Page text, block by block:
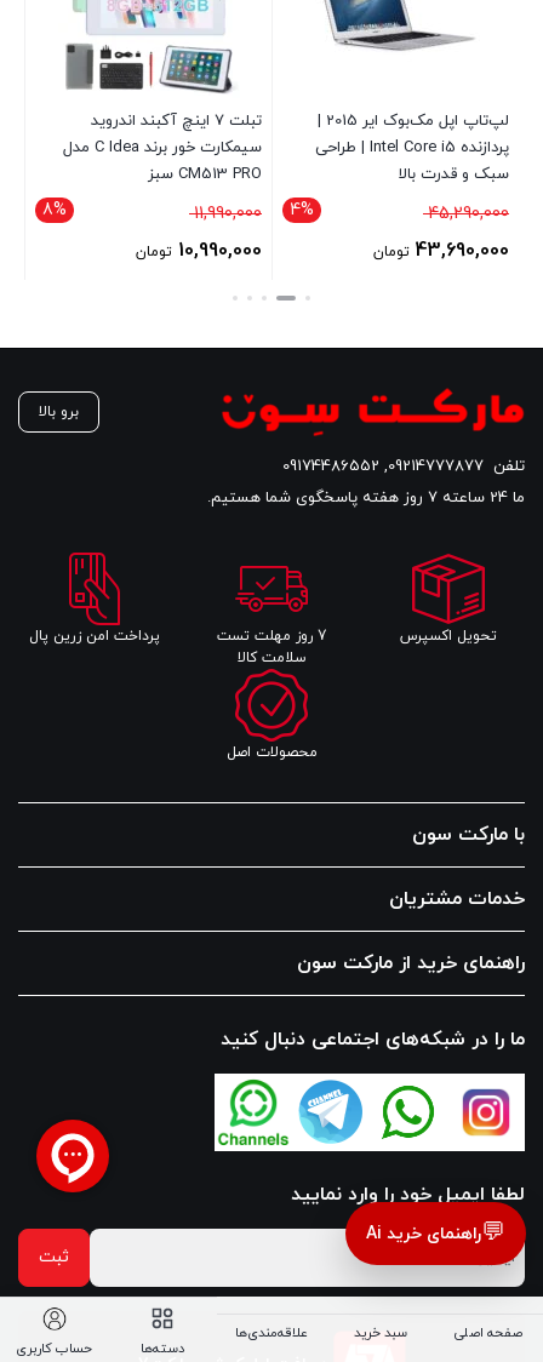
💬راهنمای خرید Ai
لپ‌تاپ اپل مک‌بوک ایر 2015 |
پردازنده Intel Core i5 | طراحی
سبک و قدرت بالا
4% 45,290,000قیمت
اصلی43,690,000 تومان
43,690,000 تومان
تبلت 7 اینچ آکبند اندروید
سیمکارت خور برند C Idea مدل
CM513 PRO سبز
8% 11,990,000قیمت
اصلی10,990,000 تومان
10,990,000 تومان
برو بالا
تلفن 09214777877
,
09174486552
ما 24 ساعته 7 روز هفته پاسخگوی شما هستیم.
تحویل اکسپرس
7 روز مهلت تست
سلامت کالا
پرداخت امن زرین پال
محصولات اصل
با مارکت سون
خدمات مشتریان
راهنمای خرید از مارکت سون
ما را در شبکه‌های اجتماعی دنبال کنید
لطفا ایمیل خود را وارد نمایید
صفحه اصلی سبد خرید
علاقه‌مندی‌ها
دسته‌ها
حساب کاربری